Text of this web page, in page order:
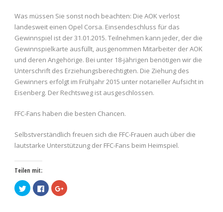
Was müssen Sie sonst noch beachten: Die AOK verlost
landesweit einen Opel Corsa. Einsendeschluss für das
Gewinnspiel ist der 31.01.2015. Teilnehmen kann jeder, der die
Gewinnspielkarte ausfüllt, ausgenommen Mitarbeiter der AOK
und deren Angehörige. Bei unter 18-jährigen benötigen wir die
Unterschrift des Erziehungsberechtigten. Die Ziehung des
Gewinners erfolgt im Frühjahr 2015 unter notarieller Aufsicht in
Eisenberg. Der Rechtsweg ist ausgeschlossen.
FFC-Fans haben die besten Chancen.
Selbstverständlich freuen sich die FFC-Frauen auch über die
lautstarke Unterstützung der FFC-Fans beim Heimspiel.
Teilen mit:
Klick,
um
über
Klick,
um
Zum
Teilen